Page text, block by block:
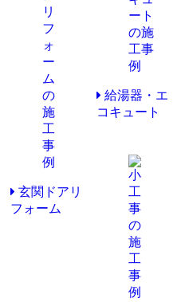
玄関ドアリ
フォーム
給湯器・エ
コキュート